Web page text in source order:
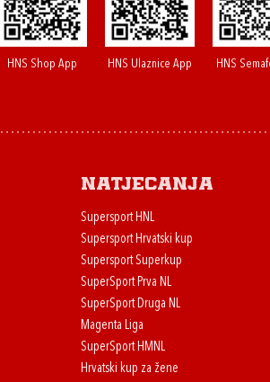
HNS Shop App HNS Ulaznice App HNS
Natjecanja
Supersport HNL
Supersport Hrvatski kup
Supersport Superkup
SuperSport Prva NL
SuperSport Druga NL
Magenta Liga
SuperSport HMNL
Hrvatski kup za žene